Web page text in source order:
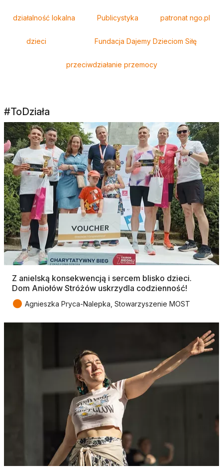
działalność lokalna Publicystyka patronat ngo.pl
dzieci Fundacja Dajemy Dzieciom Siłę
przeciwdziałanie przemocy
#ToDziała
Z anielską konsekwencją i sercem blisko dzieci.
Dom Aniołów Stróżów uskrzydla codzienność!
● Agnieszka Pryca-Nalepka, Stowarzyszenie MOST